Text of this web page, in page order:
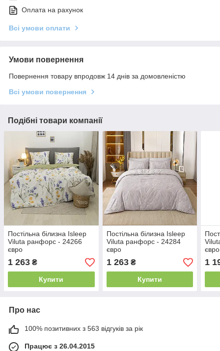
Оплата на рахунок
Всі умови оплати
Умови повернення
Повернення товару впродовж 14 днів за домовленістю
Всі умови повернення
Подібні товари компанії
Постільна білизна Isleep
Viluta ранфорс - 24266
євро
1 263 ₴
Купити
Постільна білизна Isleep
Viluta ранфорс - 24284
євро
1 263₴
Купити
євро
1
Про нас
100% позитивних з 563 відгуків за рік
Працює з 26.04.2015